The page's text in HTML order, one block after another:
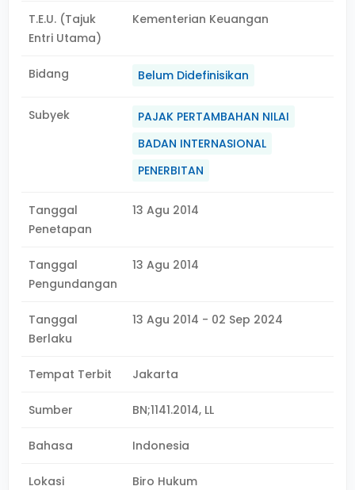
T.E.U. (Tajuk
Entri Utama)
Kementerian Keuangan
Bidang Belum Didefinisikan
Subyek
PAJAK PERTAMBAHAN NILAI
BADAN INTERNASIONAL
PENERBITAN
Tanggal
Penetapan
13 Agu 2014
Tanggal
Pengundangan
13 Agu 2014
Tanggal
Berlaku
13 Agu 2014 - 02 Sep 2024
Tempat Terbit Jakarta
Sumber BN;1141.2014, LL
Bahasa Indonesia
Lokasi Biro Hukum